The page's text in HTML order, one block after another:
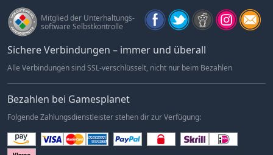
Mitglied der Unterhaltungs-
software Selbstkontrolle
Sichere Verbindungen – immer und überall
Alle Verbindungen sind SSL-verschlüsselt, nicht nur beim Bezahlen
Bezahlen bei Gamesplanet
Folgende Zahlungsdienstleister stehen dir zur Verfügung: